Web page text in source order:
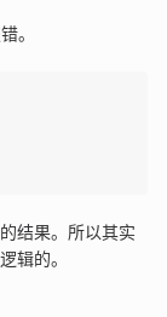
。
结果。所以其实
辑的。